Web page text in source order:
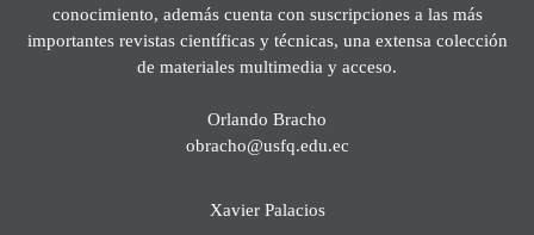
conocimiento, además cuenta con suscripciones a las más
importantes revistas científicas y técnicas, una extensa colección
de materiales multimedia y acceso.
Orlando Bracho
obracho@usfq.edu.ec
Xavier Palacios